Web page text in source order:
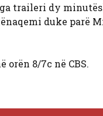
traileri dy
duke parë
orën 8/7c në CBS.